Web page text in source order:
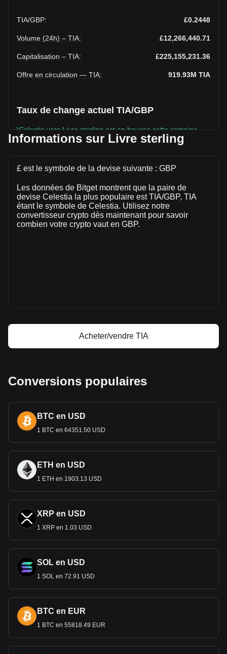
TIA/GBP: £0.2448
Volume (24h) – TIA: £12,266,440.71
Capitalisation – TIA: £225,155,231.36
Offre en circulation — TIA: 919.93M TIA
Taux de change actuel TIA/GBP
\Celestia vers Livre sterling est en hausse cette semaine.
Le prix du marché de Celestia est actuellement de £0.2448
£225,155,231.36 GBP et une offre en circulation de
de +31.04% (£2,905,560.92 GBP) au cours des dernières
24 heures. Lors du dernier jour de trading, le volume de
trading de TIA était de £9,360,879.79.
Informations sur Livre sterling
£ est le symbole de la devise suivante : GBP
Les données de Bitget montrent que la paire de
devise Celestia la plus populaire est TIA/GBP, TIA
étant le symbole de Celestia. Utilisez notre
convertisseur crypto dès maintenant pour savoir
combien votre crypto vaut en GBP.
Acheter/vendre TIA
Conversions populaires
BTC en USD
1 BTC en 64351.50 USD
ETH en USD
1 ETH en 1903.13 USD
XRP en USD
1 XRP en 1.03 USD
SOL en USD
1 SOL en 72.91 USD
BTC en EUR
1 BTC en 55818.49 EUR